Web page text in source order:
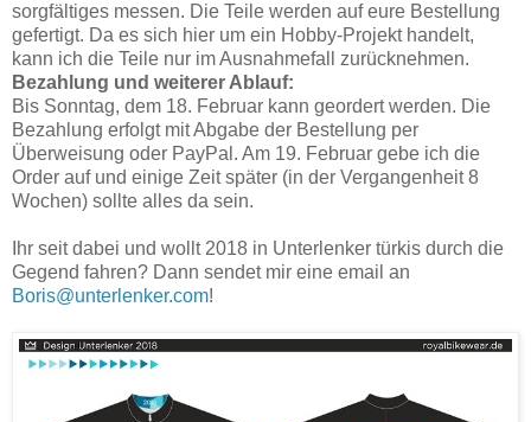
sorgfältiges messen. Die Teile werden auf eure Bestellung
gefertigt. Da es sich hier um ein Hobby-Projekt handelt,
kann ich die Teile nur im Ausnahmefall zurücknehmen.
Bezahlung und weiterer Ablauf:
Bis Sonntag, dem 18. Februar kann geordert werden. Die
Bezahlung erfolgt mit Abgabe der Bestellung per
Überweisung oder PayPal. Am 19. Februar gebe ich die
Order auf und einige Zeit später (in der Vergangenheit 8
Wochen) sollte alles da sein.
Ihr seit dabei und wollt 2018 in Unterlenker türkis durch die
Gegend fahren? Dann sendet mir eine email an
Boris@unterlenker.com!